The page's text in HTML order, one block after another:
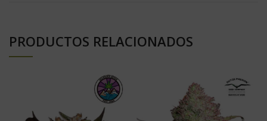
PRODUCTOS RELACIONADOS